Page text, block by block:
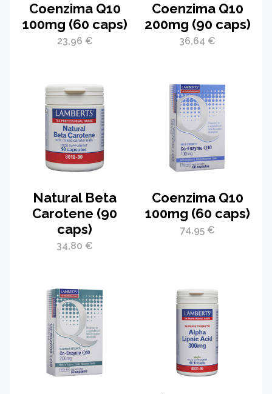
Coenzima Q10
100mg (60 caps)
23,96 €
Coenzima Q10
200mg (90 caps)
36,64 €
Natural Beta
Carotene (90
caps)
34,80 €
Coenzima Q10
100mg (60 caps)
74,95 €